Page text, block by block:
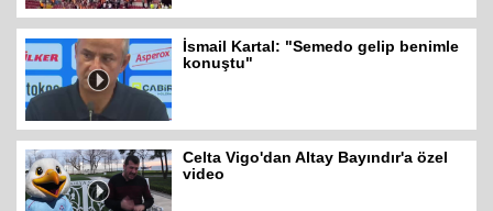
İsmail Kartal: "Semedo gelip benimle
konuştu"
Celta Vigo'dan Altay Bayındır'a özel
video